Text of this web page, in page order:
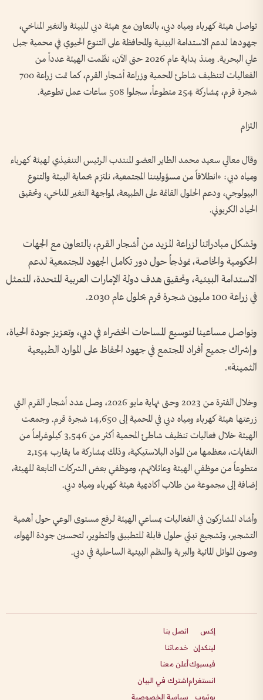
تواصل هيئة كهرباء ومياه دبي، بالتعاون مع هيئة دبي للبيئة والتغير المناخي،
جهودها لدعم الاستدامة البيئية والمحافظة على التنوع الحيوي في محمية جبل
علي البحرية. ومنذ بداية عام 2026 حتى الآن، نظّمت الهيئة عدداً من
الفعاليات لتنظيف شاطئ المحمية وزراعة أشجار القرم، كما تمت زراعة 700
شجرة قرم، بمشاركة 254 متطوعاً، سجلوا 508 ساعات عمل تطوعية.
التزام
وقال معالي سعيد محمد الطاير العضو المنتدب الرئيس التنفيذي لهيئة كهرباء
ومياه دبي: «انطلاقاً من مسؤوليتنا المجتمعية، نلتزم بحماية البيئة والتنوع
البيولوجي، ودعم الحلول القائمة على الطبيعة، لمواجهة التغير المناخي، وتحقيق
الحياد الكربوني.
وتشكل مبادراتنا لزراعة المزيد من أشجار القرم، بالتعاون مع الجهات
الحكومية والخاصة، نموذجاً حول دور تكامل الجهود المجتمعية لدعم
الاستدامة البيئية، وتحقيق هدف دولة الإمارات العربية المتحدة، المتمثل
في زراعة 100 مليون شجرة قرم بحلول عام 2030.
ونواصل مساعينا لتوسيع المساحات الخضراء في دبي، وتعزيز جودة الحياة،
وإشراك جميع أفراد المجتمع في جهود الحفاظ على الموارد الطبيعية
الثمينة».
وخلال الفترة من 2023 وحتى نهاية مايو 2026، وصل عدد أشجار القرم التي
زرعتها هيئة كهرباء ومياه دبي في المحمية إلى 14,650 شجرة قرم. وجمعت
الهيئة خلال فعاليات تنظيف شاطئ المحمية أكثر من 3,546 كيلوغراماً من
النفايات، معظمها من المواد البلاستيكية، وذلك بمشاركة ما يقارب 2,154
متطوعاً من موظفي الهيئة وعائلاتهم، وموظفي بعض الشركات التابعة للهيئة،
إضافة إلى مجموعة من طلاب أكاديمية هيئة كهرباء ومياه دبي.
وأشاد المشاركون في الفعاليات بمساعي الهيئة لرفع مستوى الوعي حول أهمية
التشجير، وتشجيع تبنّي حلول قابلة للتطبيق والتطوير، لتحسين جودة الهواء،
وصون الموائل المائية والبرية والنظم البيئية الساحلية في دبي.
إكس
لينكدإن
فيسبوك
انستغرام
يوتيوب
اتصل بنا
خدماتنا
أعلن معنا
اشترك في البيان
سياسة الخصوصية